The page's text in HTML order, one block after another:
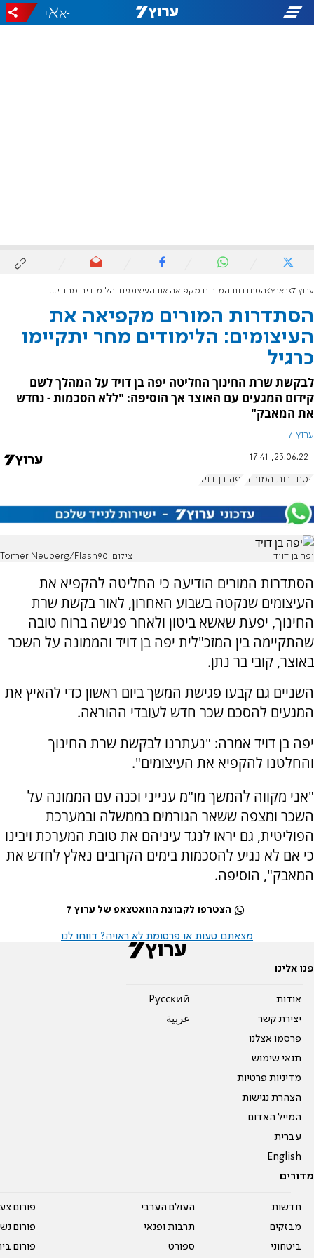
-
+
ערוץ 7 בארץ הסתדרות המורים מקפיאה את העיצומים: הלימודים מחר יתקיימו כרגיל
הסתדרות המורים מקפיאה את
העיצומים: הלימודים מחר יתקיימו
כרגיל
לבקשת שרת החינוך החליטה יפה בן דויד על המהלך לשם
קידום המגעים עם האוצר אך הוסיפה: "ללא הסכמות - נחדש
את המאבק"
ערוץ 7
23.06.22, 17:41
הסתדרות המורים יפה בן דויד
יפה בן דויד צילום: Tomer Neuberg/Flash90
הסתדרות המורים הודיעה כי החליטה להקפיא את
העיצומים שנקטה בשבוע האחרון, לאור בקשת שרת
החינוך, יפעת שאשא ביטון ולאחר פגישה ברוח טובה
שהתקיימה בין המזכ"לית יפה בן דויד והממונה על השכר
באוצר, קובי בר נתן.
השניים גם קבעו פגישת המשך ביום ראשון כדי להאיץ את
המגעים להסכם שכר חדש לעובדי ההוראה.
יפה בן דויד אמרה: "נעתרנו לבקשת שרת החינוך
והחלטנו להקפיא את העיצומים".
"אני מקווה להמשך מו"מ ענייני וכנה עם הממונה על
השכר ומצפה ששאר הגורמים בממשלה ובמערכת
הפוליטית, גם יראו לנגד עיניהם את טובת המערכת ויבינו
כי אם לא נגיע להסכמות בימים הקרובים נאלץ לחדש את
המאבק", הוסיפה.
הצטרפו לקבוצת הוואטצאפ של ערוץ 7
מצאתם טעות או פרסומת לא ראויה? דווחו לנו
פנו אלינו
אודות
יצירת קשר
פרסמו אצלנו
תנאי שימוש
מדיניות פרטיות
הצהרת נגישות
המייל האדום
עברית
English
Pусский
عربية
מדורים
חדשות
מבזקים
ביטחוני
העולם הערבי
תרבות ופנאי
ספורט
פורום
פורום
פורום